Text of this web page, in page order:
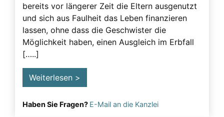
bereits vor längerer Zeit die Eltern ausgenutzt
und sich aus Faulheit das Leben finanzieren
lassen, ohne dass die Geschwister die
Möglichkeit haben, einen Ausgleich im Erbfall
[…..]
Weiterlesen >
Haben Sie Fragen? E-Mail an die Kanzlei